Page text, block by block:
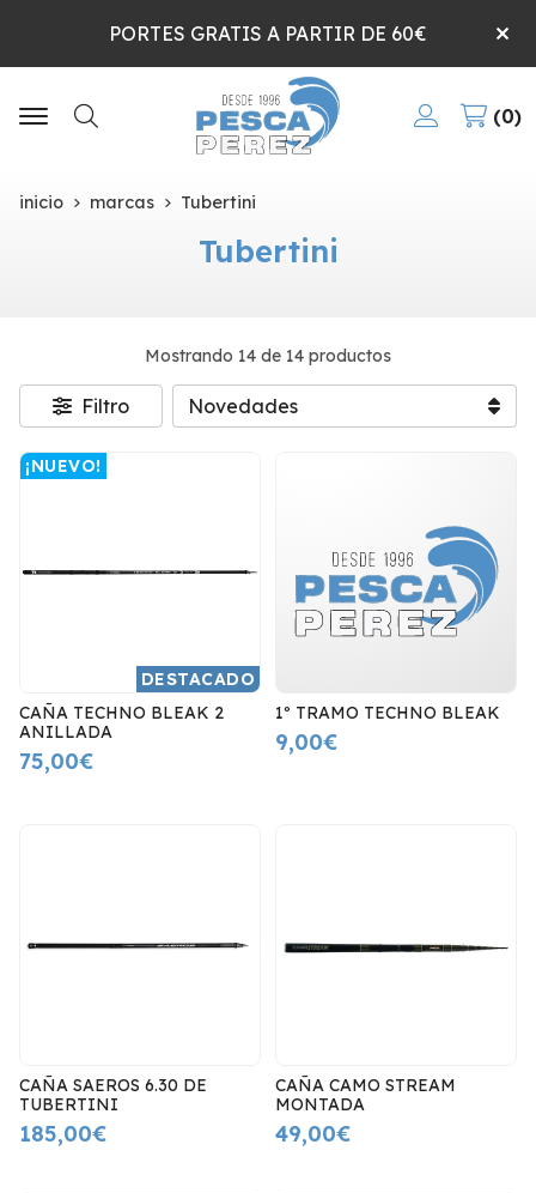
PORTES GRATIS A PARTIR DE 60€
Buscar
0
inicio marcas Tubertini
Tubertini
Mostrando 14 de 14 productos
Filtro
DESTACADO
¡NUEVO!
CAÑA TECHNO BLEAK 2
ANILLADA
75,00€
1º TRAMO TECHNO BLEAK
9,00€
CAÑA SAEROS 6.30 DE
TUBERTINI
185,00€
CAÑA CAMO STREAM
MONTADA
49,00€